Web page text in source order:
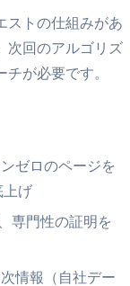
ストの仕組みがあ
次回のアルゴリズ
が必要です。
ゼロのページを
上げ
専門性の証明を
情報（自社デー